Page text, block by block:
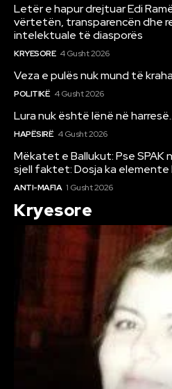
Letër e hapur drejtuar Edi
vërtetën, transparencën dhe
intelektuale të diasporës
KRYESORE 4 Gusht 2026
Veza e pulës nuk mund të
POLITIKË 4 Gusht 2026
Lura nuk është lënë në
HAPËSIRË 4 Gusht 2026
Mëkatet e Ballukut: Pse SPAK
sjell faktet: Dosja ka elemente
ANTI-MAFIA 1 Gusht 2026
Kryesore